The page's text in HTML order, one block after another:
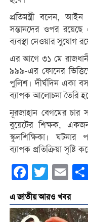
প্রতিমন্ত্রী বলেন,
সন্তানদের ওপর
ব্যবস্থা নেওয়ার সুযোগ
এর আগে ৩১ মে
৯৯৯-এর ফোনের
পুলিশ। দীর্ঘদিন একা
ব্যাপক আলোচনা তৈরি
নূরজাহান বেগমের
বুয়েটের শিক্ষক,
স্কুলশিক্ষিকা। ঘটনার
ব্যাপক প্রতিক্রিয়া সৃষ্টি
Facebook
Twitter Email
এ জাতীয় আরও খবর